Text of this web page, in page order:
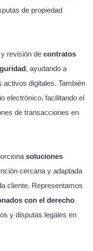
de propiedad
revisión de contratos
, ayudando a
activos digitales. También
electrónico, facilitando el
de transacciones en
soluciones
cercana y adaptada
cliente. Representamos
con el derecho
y disputas legales en